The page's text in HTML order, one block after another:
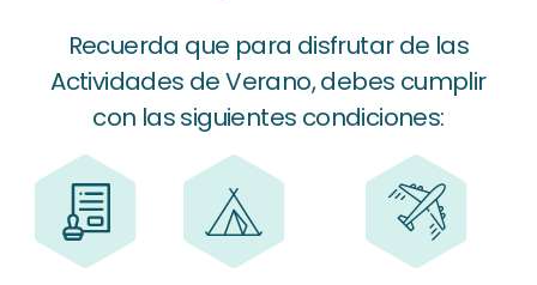
Recuerda que para disfrutar de las
Actividades de Verano, debes cumplir
con las siguientes condiciones: